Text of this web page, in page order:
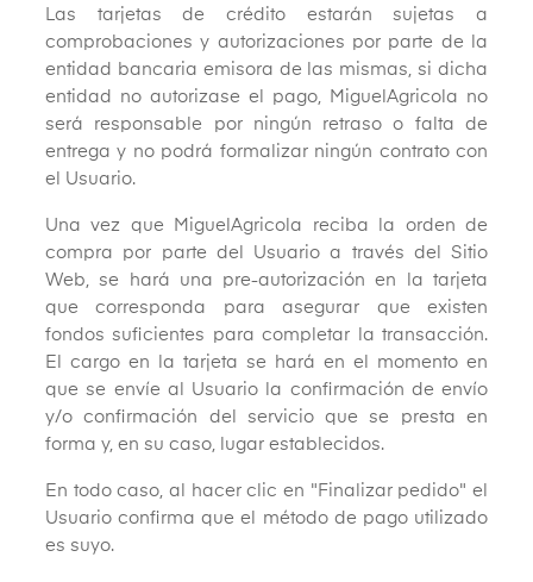
Las tarjetas de crédito estarán sujetas a
comprobaciones y autorizaciones por parte de la
entidad bancaria emisora de las mismas, si dicha
entidad no autorizase el pago, MiguelAgricola no
será responsable por ningún retraso o falta de
entrega y no podrá formalizar ningún contrato con
el Usuario.
Una vez que MiguelAgricola reciba la orden de
compra por parte del Usuario a través del Sitio
Web, se hará una pre-autorización en la tarjeta
que corresponda para asegurar que existen
fondos suficientes para completar la transacción.
El cargo en la tarjeta se hará en el momento en
que se envíe al Usuario la confirmación de envío
y/o confirmación del servicio que se presta en
forma y, en su caso, lugar establecidos.
En todo caso, al hacer clic en "Finalizar pedido" el
Usuario confirma que el método de pago utilizado
es suyo.